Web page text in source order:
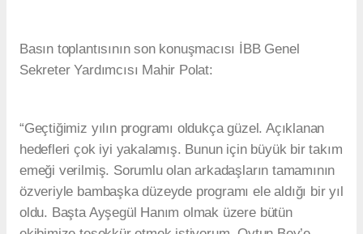
Basın toplantısının son konuşmacısı İBB Genel
Sekreter Yardımcısı Mahir Polat:
“Geçtiğimiz yılın programı oldukça güzel. Açıklanan
hedefleri çok iyi yakalamış. Bunun için büyük bir takım
emeği verilmiş. Sorumlu olan arkadaşların tamamının
özveriyle bambaşka düzeyde programı ele aldığı bir yıl
oldu. Başta Ayşegül Hanım olmak üzere bütün